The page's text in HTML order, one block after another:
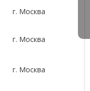
г. Москва
г. Москва
г. Москва